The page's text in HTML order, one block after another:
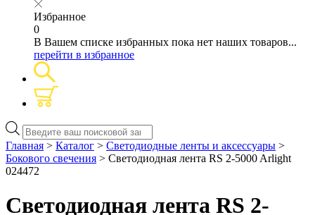
Избранное
0
В Вашем списке избранных пока нет наших товаров...
перейти в избранное
Поиск
товаров
Главная > Каталог > Светодиодные ленты и аксессуары >
Бокового свечения > Светодиодная лента RS 2-5000 Arlight
024472
Светодиодная лента RS 2-